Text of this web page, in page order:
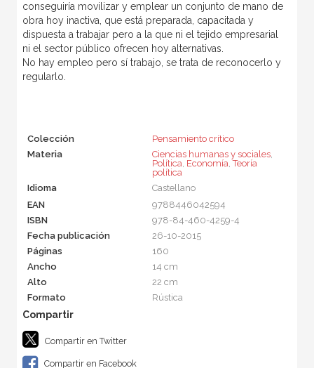
conseguiría movilizar y emplear un conjunto de mano de
obra hoy inactiva, que está preparada, capacitada y
dispuesta a trabajar pero a la que ni el tejido empresarial
ni el sector público ofrecen hoy alternativas.
No hay empleo pero sí trabajo, se trata de reconocerlo y
regularlo.
Colección
Pensamiento crítico
Materia
Ciencias humanas y sociales,
Política, Economía,Teoría
política
Idioma
Castellano
EAN
9788446042594
ISBN
978-84-460-4259-4
Fecha publicación
26-10-2015
Páginas
160
Ancho
14 cm
Alto
22 cm
Formato
Rústica
Compartir en Twitter
Compartir en Facebook